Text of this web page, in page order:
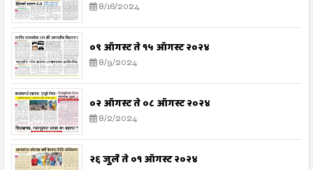
8/16/2024
०९ ऑगस्ट ते १५ ऑगस्ट २०२४
8/9/2024
०२ ऑगस्ट ते ०८ ऑगस्ट २०२४
8/2/2024
२६ जुलै ते ०१ ऑगस्ट २०२४